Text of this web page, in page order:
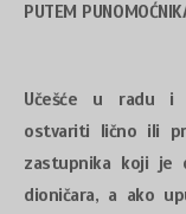
PUTEM
Učešće u radu i
ostvariti lično ili
zastupnika koji je
dioničara, a ako